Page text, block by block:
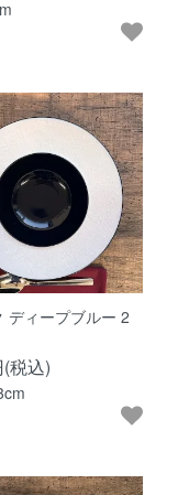
ディープブルー 2
税込)